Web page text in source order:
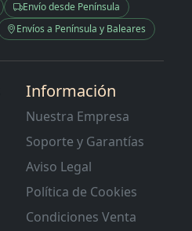
Envío desde Península
Envíos a Península y Baleares
Información
Nuestra Empresa
Soporte y Garantías
Aviso Legal
Política de Cookies
Condiciones Venta